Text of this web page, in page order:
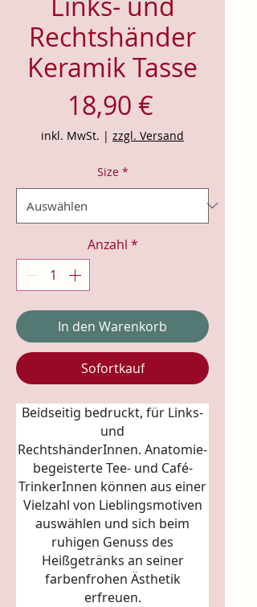
Rechtshänder
Keramik Tasse
18,90 €
inkl. MwSt. | zzgl. Versand
Size *
Anzahl *
In den Warenkorb
Sofortkauf
Beidseitig bedruckt, für Links-
und
RechtshänderInnen. Anatomie-
begeisterte Tee- und Café-
TrinkerInnen können aus einer
Vielzahl von Lieblingsmotiven
auswählen und sich beim
ruhigen Genuss des
Heißgetränks an seiner
farbenfrohen Ästhetik
erfreuen.